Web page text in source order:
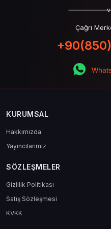
Çağrı
KURUMSAL
Hakkımızda
Yayıncılarımız
SÖZLEŞMELER
Gizlilik Politikası
Satış Sözleşmesi
KVKK